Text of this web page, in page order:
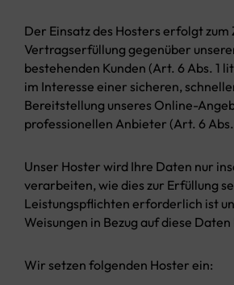
Der Einsatz des Hosters erfolgt zum
Vertragserfüllung gegenüber
bestehenden Kunden (Art. 6 Abs. 1
im Interesse einer sicheren,
Bereitstellung unseres Online-
professionellen Anbieter (Art. 6 Abs.
Unser Hoster wird Ihre Daten nur
verarbeiten, wie dies zur Erfüllung
Leistungspflichten erforderlich ist
Weisungen in Bezug auf diese
Wir setzen folgenden Hoster ein: